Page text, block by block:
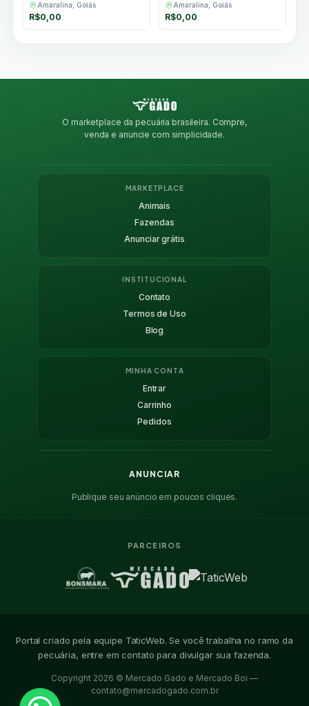
Amaralina, Goiás
R$0,00
Amaralina, Goiás
R$0,00
O marketplace da pecuária brasileira. Compre,
venda e anuncie com simplicidade.
MARKETPLACE
Animais
Fazendas
Anunciar grátis
INSTITUCIONAL
Contato
Termos de Uso
Blog
MINHA CONTA
Entrar
Carrinho
Pedidos
ANUNCIAR
Publique seu anúncio em poucos cliques.
PARCEIROS
Portal criado pela equipe TaticWeb. Se você trabalha no ramo da
pecuária, entre em contato para divulgar sua fazenda.
Copyright 2026 © Mercado Gado e Mercado Boi —
contato@mercadogado.com.br